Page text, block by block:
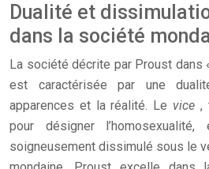
Dualité et
dans la société
La société décrite par Proust dans
est caractérisée par une
apparences et la réalité. Le vice ,
pour désigner
soigneusement dissimulé sous le